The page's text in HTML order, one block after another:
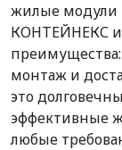
жилые модули
КОНТЕЙНЕКС и
монтаж и
это
эффективные
любые